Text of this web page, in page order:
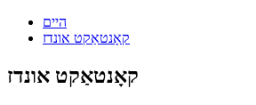
היים
קאָנטאַקט אונדז
קאָנטאַקט אונדז